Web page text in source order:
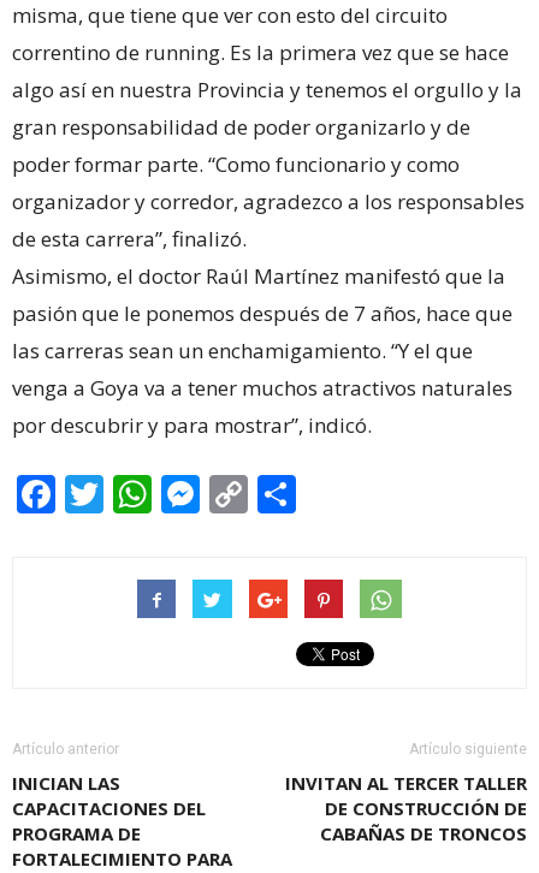
misma, que tiene que ver con esto del circuito
correntino de running. Es la primera vez que se hace
algo así en nuestra Provincia y tenemos el orgullo y la
gran responsabilidad de poder organizarlo y de
poder formar parte. “Como funcionario y como
organizador y corredor, agradezco a los responsables
de esta carrera”, finalizó.
Asimismo, el doctor Raúl Martínez manifestó que la
pasión que le ponemos después de 7 años, hace que
las carreras sean un enchamigamiento. “Y el que
venga a Goya va a tener muchos atractivos naturales
por descubrir y para mostrar”, indicó.
Facebook
Twitter
WhatsApp
Messenger
Copy
Artículo anterior
INICIAN LAS
CAPACITACIONES DEL
PROGRAMA DE
FORTALECIMIENTO PARA
Artículo siguiente
INVITAN AL TERCER TALLER
DE CONSTRUCCIÓN DE
CABAÑAS DE TRONCOS